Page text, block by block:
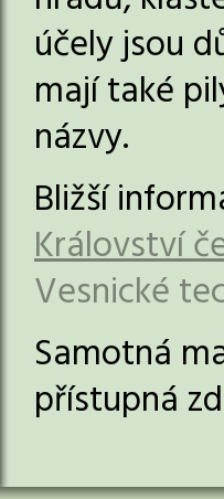
účely jsou
mají také
názvy.
Bližší
Království
Vesnické
Samotná
přístupná